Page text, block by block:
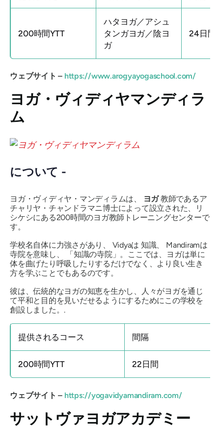
200時間YTT
ハタヨガ／アシュ
タンガヨガ／陰ヨ
ガ
24日間
ウェブサイト – https://www.arogyayogaschool.com/
ヨガ・ヴィディヤマンディラ
ム
について -
ヨガ・ヴィディヤ・マンディラムは、 ヨガ教師であるア
チャリヤ・チャンドラマニ博士によって設立された、リ
シケシにある200時間のヨガ教師トレーニングセンターで
す。
学校名自体に力強さがあり、 Vidyaは 知識、 Mandiramは
寺院を意味し、
「知識の寺院」 。ここでは、ヨガは単に
体を曲げたり呼吸したりするだけでなく、より良い生き
方を学ぶことでもあるのです。
彼は、伝統的なヨガの知恵を生かし、人々がヨガを通じ
て平和と目的を見いだせるようにするためにこの学校を
創設しました。.
提供されるコース 間隔
200時間YTT 22日間
ウェブサイト – https://yogavidyamandiram.com/
サットヴァヨガアカデミー